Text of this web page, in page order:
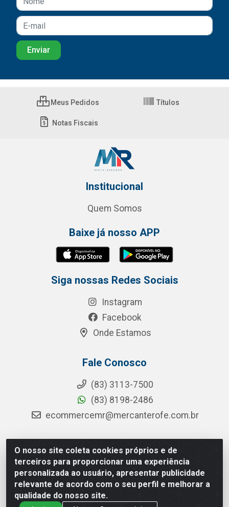
O nosso site coleta cookies próprios e de
terceiros para proporcionar uma experiência
personalizada ao usuário, apresentar publicidade
relevante de acordo com o seu perfil e melhorar a
qualidade do nosso site.
Meus Pedidos Títulos
Notas Fiscais
Institucional
Quem Somos
Baixe já nosso APP
Siga nossas Redes Sociais
Instagram
Facebook
Onde Estamos
Fale Conosco
(83) 3113-7500
(83) 8198-2486
ecommercemr@mercanterofe.com.br
MR Distribuidora - Rua Hortêncio Ribeiro de Luna, 3777 -
Distrito Industrial, João Pessoa/PB - CEP 58081-400 -
CNPJ 35.428.312/0001-85